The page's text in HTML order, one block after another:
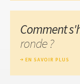
Comment
ronde ?
EN SAVOIR PLUS